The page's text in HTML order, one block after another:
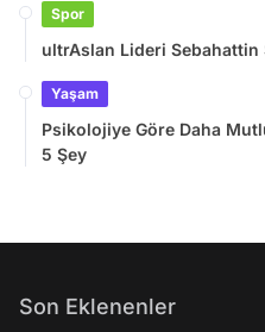
Spor
ultrAslan Lideri Sebahattin
Yaşam
Psikolojiye Göre Daha
5 Şey
Son Eklenenler